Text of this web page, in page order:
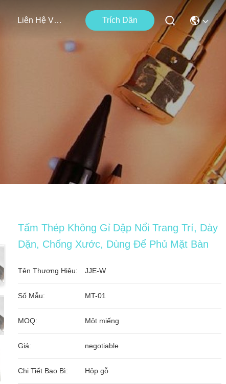
Liên Hệ Với Chúng Tôi Trích Dẫn
Tấm Thép Không Gỉ Dập Nổi Trang Trí, Dày
Dặn, Chống Xước, Dùng Để Phủ Mặt Bàn
Tên Thương Hiệu: JJE-W
Số Mẫu: MT-01
MOQ: Một miếng
Giá: negotiable
Chi Tiết Bao Bì: Hộp gỗ